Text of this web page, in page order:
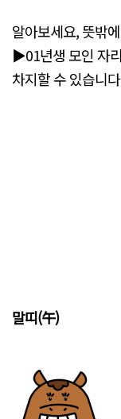
알아보세요, 뜻밖
▶01년생 모인 자
차지할 수 있습니
말띠(午)